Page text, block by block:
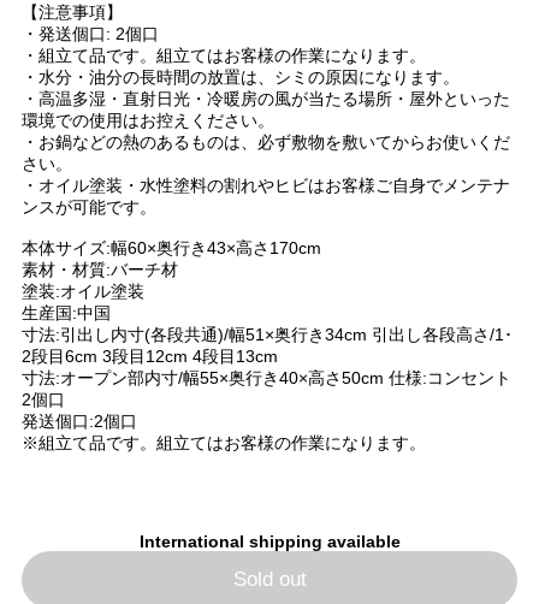
【注意事項】
・発送個口: 2個口
・組立て品です。組立てはお客様の作業になります。
・水分・油分の長時間の放置は、シミの原因になります。
・高温多湿・直射日光・冷暖房の風が当たる場所・屋外といった
環境での使用はお控えください。
・お鍋などの熱のあるものは、必ず敷物を敷いてからお使いくだ
さい。
・オイル塗装・水性塗料の割れやヒビはお客様ご自身でメンテナ
ンスが可能です。
本体サイズ:幅60×奥行き43×高さ170cm
素材・材質:バーチ材
塗装:オイル塗装
生産国:中国
寸法:引出し内寸(各段共通)/幅51×奥行き34cm 引出し各段高さ/1･
2段目6cm 3段目12cm 4段目13cm
寸法:オープン部内寸/幅55×奥行き40×高さ50cm 仕様:コンセント
2個口
発送個口:2個口
※組立て品です。組立てはお客様の作業になります。
International shipping available
Sold out